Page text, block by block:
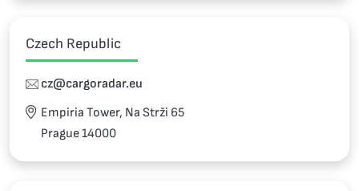
Czech Republic
cz@cargoradar.eu
Empiria Tower, Na Strži 65
Prague 14000